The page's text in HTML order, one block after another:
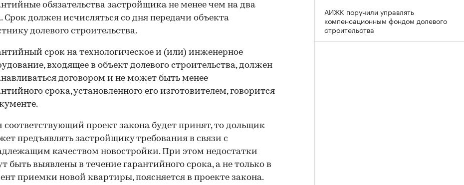
обязательства застройщика не менее чем на два
Срок должен исчисляться со дня передачи объекта
долевого строительства.
срок на технологическое и (или) инженерное
входящее в объект долевого строительства, должен
договором и не может быть менее
срока, установленного его изготовителем, говорится
соответствующий проект закона будет принят, то дольщик
предъявлять застройщику требования в связи с
качеством новостройки. При этом недостатки
быть выявлены в течение гарантийного срока, а не только в
приемки новой квартиры, поясняется в проекте закона.
АИЖК поручили управлять
компенсационным фондом долевого
строительства